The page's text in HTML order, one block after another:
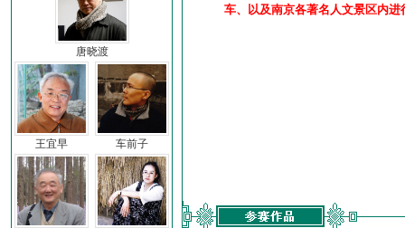
唐晓渡
王宜早 车前子
车、以及南京各著名人文景区内进